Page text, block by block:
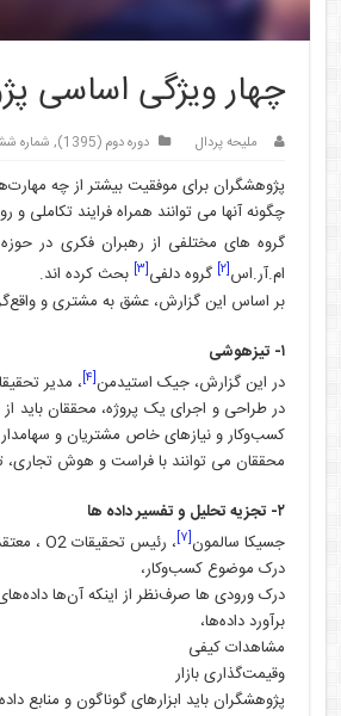
چهار ویژگی اساسی
ملیحه پردال دوره دوم (1395) , شماره ششم
پژوهشگران برای موفقیت بیشتر از چه
چگونه آنها می ­توانند همراه فرایند تکاملی و
گروه­ های مختلفی از رهبران فکری در
ام.آر.اس[۲] گروه دلفی[۳]
بحث کرده­ اند.
بر اساس این گزارش، عشق به مشتری و
۱- تیزهوشی
در این گزارش، جیک استیدمن[۴] ، مدیر
در طراحی و اجرای یک پروژه، محققان باید
کسب‌وکار و نیازهای خاص مشتریان و
محققان می توانند با فراست و هوش تجاری،
۲- تجزیه تحلیل و تفسیر داده ها
جسیکا سالمون[۷]
، رئیس تحقیقات O2 ، معتقد است که ارزش بنیادی پژوهشگران ارائه توانایی آن­ ها است برای:
درک موضوع کسب‌وکار،
درک ورودی ­ها صرف‌نظر از اینکه آن‌ها
برآورد داده‌ها،
مشاهدات کیفی
وقیمت‌گذاری بازار
پژوهشگران باید ابزارهای گوناگون و منابع